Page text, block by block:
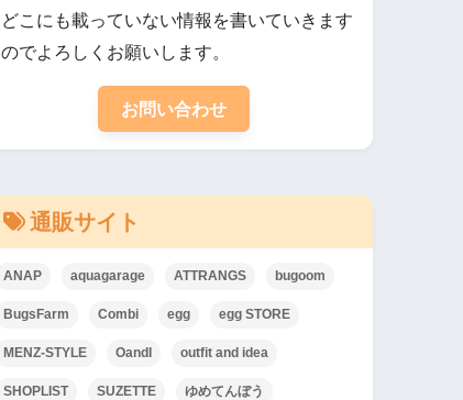
どこにも載っていない情報を書いていきます
のでよろしくお願いします。
お問い合わせ
通販サイト
ANAP aquagarage ATTRANGS bugoom
BugsFarm Combi egg egg STORE
MENZ-STYLE OandI outfit and idea
SHOPLIST SUZETTE ゆめてんぼう